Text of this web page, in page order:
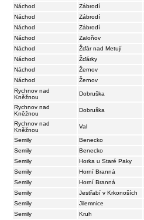
Náchod
Zábrodí
Náchod
Zábrodí
Náchod
Zábrodí
Náchod
Zaloňov
Náchod
Žďár nad Metují
Náchod
Žďárky
Náchod
Žernov
Náchod
Žernov
Rychnov nad
Kněžnou
Dobruška
Rychnov nad
Kněžnou
Dobruška
Rychnov nad
Kněžnou
Val
Semily
Benecko
Semily
Benecko
Semily
Horka u Staré Paky
Semily
Horní Branná
Semily
Horní Branná
Semily
Jestřabí v Krkonoších
Semily
Jilemnice
Semily
Kruh